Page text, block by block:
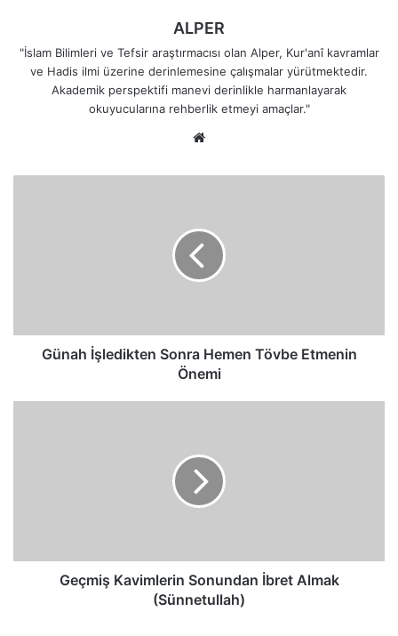
ALPER
"İslam Bilimleri ve Tefsir araştırmacısı olan Alper, Kur'anî kavramlar
ve Hadis ilmi üzerine derinlemesine çalışmalar yürütmektedir.
Akademik perspektifi manevi derinlikle harmanlayarak
okuyucularına rehberlik etmeyi amaçlar."
Günah İşledikten Sonra Hemen Tövbe Etmenin
Önemi
Geçmiş Kavimlerin Sonundan İbret Almak
(Sünnetullah)